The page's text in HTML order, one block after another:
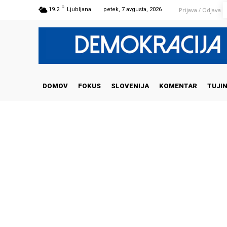
19.2 C Ljubljana petek, 7 avgusta, 2026 Prijava / Odjava
DOMOV FOKUS SLOVENIJA KOMENTAR